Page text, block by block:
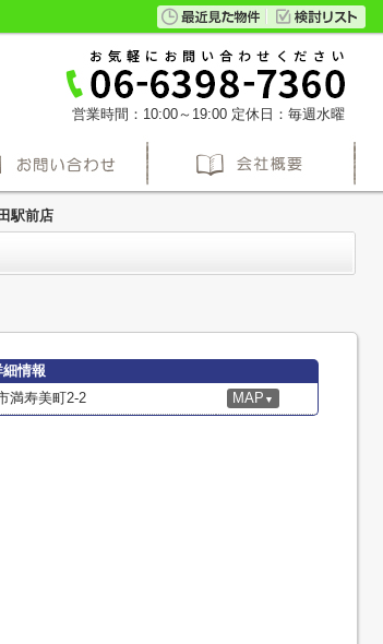
営業時間：10:00～19:00 定休日：毎週水曜
駅前店
情報
満寿美町2-2 MAP ▼